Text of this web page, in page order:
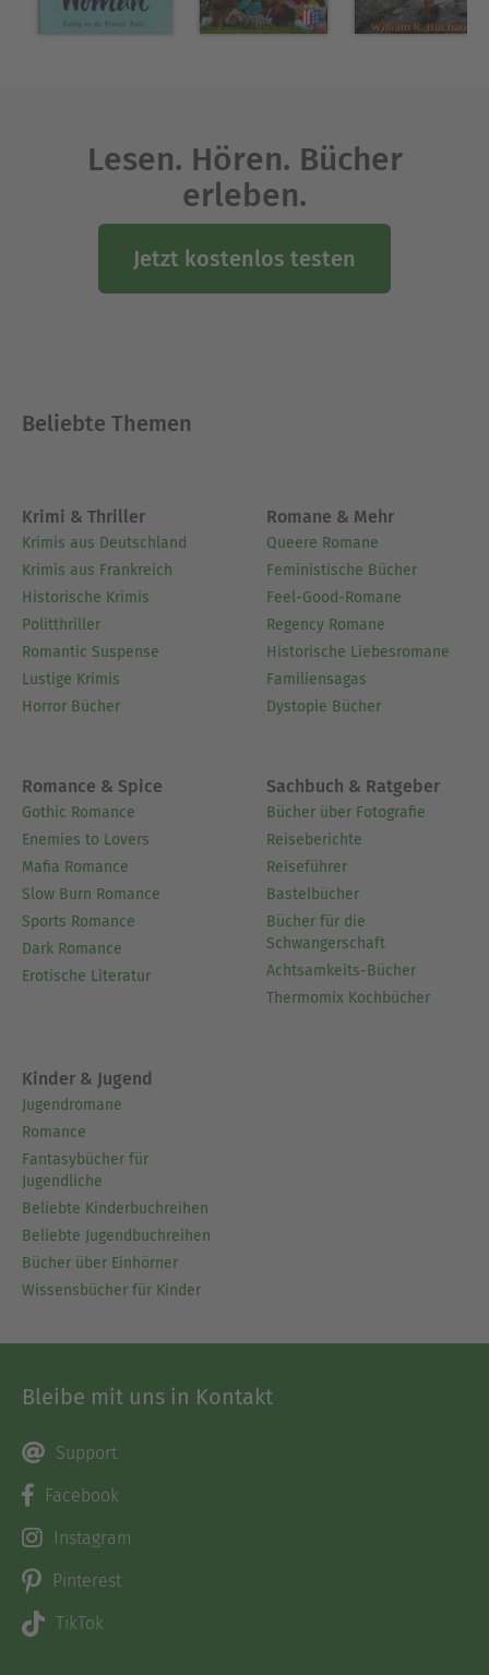
Lesen. Hören. Bücher
erleben.
Jetzt kostenlos testen
Beliebte Themen
Krimi & Thriller
Krimis aus Deutschland
Krimis aus Frankreich
Historische Krimis
Politthriller
Romantic Suspense
Lustige Krimis
Horror Bücher
Romane & Mehr
Queere Romane
Feministische Bücher
Feel-Good-Romane
Regency Romane
Historische Liebesromane
Familiensagas
Dystopie Bücher
Romance & Spice
Gothic Romance
Enemies to Lovers
Mafia Romance
Slow Burn Romance
Sports Romance
Dark Romance
Erotische Literatur
Sachbuch & Ratgeber
Bücher über Fotografie
Reiseberichte
Reiseführer
Bastelbücher
Bücher für die
Schwangerschaft
Achtsamkeits-Bücher
Thermomix Kochbücher
Kinder & Jugend
Jugendromane
Romance
Fantasybücher für
Jugendliche
Beliebte Kinderbuchreihen
Beliebte Jugendbuchreihen
Bücher über Einhörner
Wissensbücher für Kinder
Bleibe mit uns in Kontakt
Support
Facebook
Instagram
Pinterest
TikTok